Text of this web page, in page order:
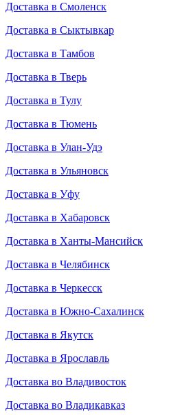
Доставка в Смоленск
Доставка в Сыктывкар
Доставка в Тамбов
Доставка в Тверь
Доставка в Тулу
Доставка в Тюмень
Доставка в Улан-Удэ
Доставка в Ульяновск
Доставка в Уфу
Доставка в Хабаровск
Доставка в Ханты-Мансийск
Доставка в Челябинск
Доставка в Черкесск
Доставка в Южно-Сахалинск
Доставка в Якутск
Доставка в Ярославль
Доставка во Владивосток
Доставка во Владикавказ